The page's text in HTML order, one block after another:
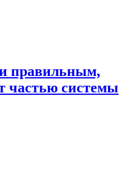
правильным,
частью системы